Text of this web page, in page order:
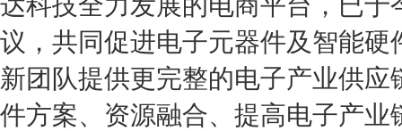
议，共同促进电子元器件及智能
新团队提供更完整的电子产业供
件方案、资源融合、提高电子产